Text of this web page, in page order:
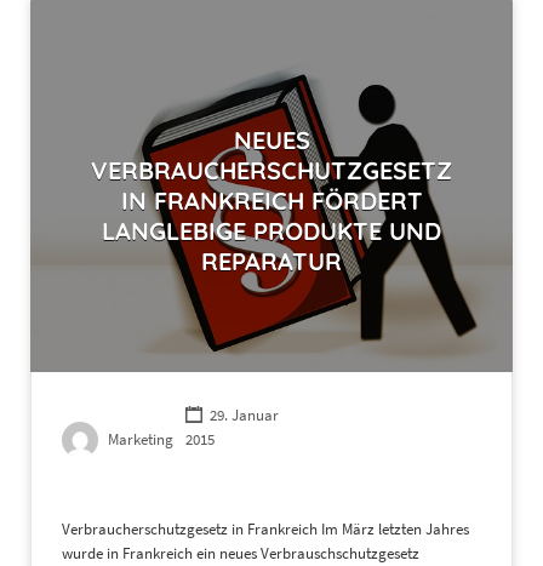
NEUES
VERBRAUCHERSCHUTZGESETZ
IN FRANKREICH FÖRDERT
LANGLEBIGE PRODUKTE UND
REPARATUR
Marketing
29. Januar
2015
Verbraucherschutzgesetz in Frankreich Im März letzten Jahres
wurde in Frankreich ein neues Verbrauschschutzgesetz